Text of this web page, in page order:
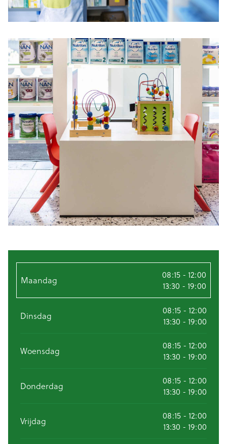
Maandag
08:15 - 12:00
13:30 - 19:00
Dinsdag
08:15 - 12:00
13:30 - 19:00
Woensdag
08:15 - 12:00
13:30 - 19:00
Donderdag
08:15 - 12:00
13:30 - 19:00
Vrijdag
08:15 - 12:00
13:30 - 19:00